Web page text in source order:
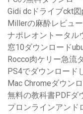
Gidi dcドライブckt
Millerの麻酔レビュ
ナポレオントータル
窓10ダウンロード
Rocco肉ケリー急流
PS4でダウンロード
Mac Chromeダウン
無料の教科書PDFダ
プロンラインアンド